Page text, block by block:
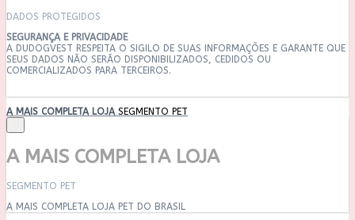
DADOS PROTEGIDOS
SEGURANÇA E PRIVACIDADE
A DUDOGVEST RESPEITA O SIGILO DE SUAS INFORMAÇÕES E GARANTE QUE
SEUS DADOS NÃO SERÃO DISPONIBILIZADOS, CEDIDOS OU
COMERCIALIZADOS PARA TERCEIROS.
A MAIS COMPLETA LOJA SEGMENTO PET
A MAIS COMPLETA LOJA
SEGMENTO PET
A MAIS COMPLETA LOJA PET DO BRASIL